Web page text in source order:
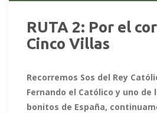
RUTA 2: Por el
Cinco Villas
Recorremos Sos del Rey
Fernando el Católico y uno de
bonitos de España,